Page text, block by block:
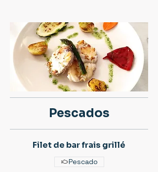
Pescados
Filet de bar frais grillé
Pescado